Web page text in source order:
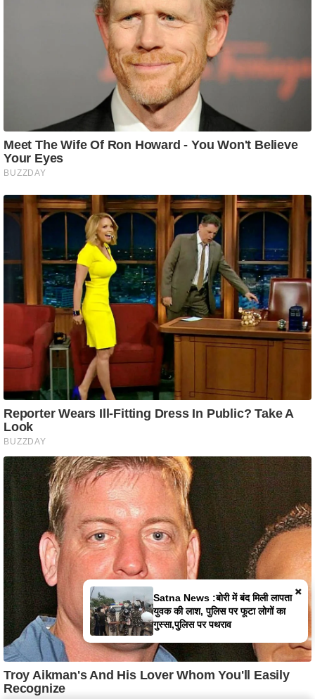
×
Satna News :बोरी में बंद मिली लापता
युवक की लाश, पुलिस पर फूटा लोगों का
गुस्सा,पुलिस पर पथराव